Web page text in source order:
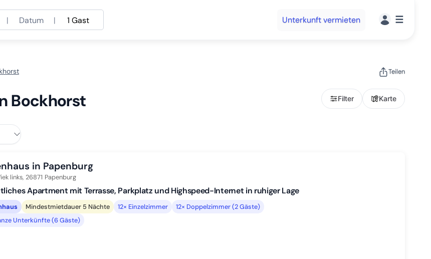
| Datum | 1 Gast Unterkunft vermieten ☰
Teilen
Bockhorst Filter Karte
in Papenburg
links, 26871 Papenburg
Apartment mit Terrasse, Parkplatz und Highspeed-Internet in ruhiger Lage
Mindestmietdauer 5 Nächte 12× Einzelzimmer
12× Doppelzimmer (2 Gäste)
Unterkünfte (6 Gäste)